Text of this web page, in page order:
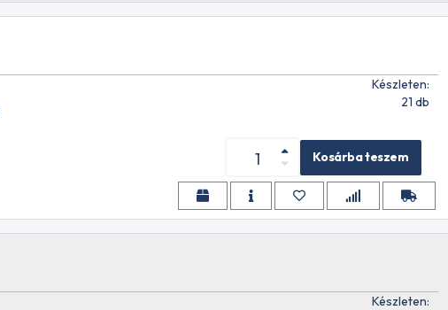
Készleten:
21 db
Kosárba teszem
Készleten: